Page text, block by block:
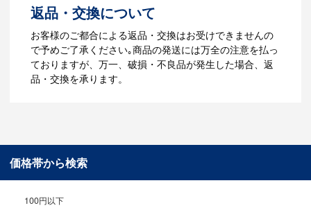
ご利用ガイドをもっとみる
返品・交換について
お客様のご都合による返品・交換はお受けできませんの
で予めご了承ください｡商品の発送には万全の注意を払っ
ておりますが、万一、破損・不良品が発生した場合、返
品・交換を承ります。
価格帯から検索
100円以下